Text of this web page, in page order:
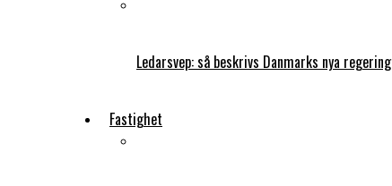
Ledarsvep: så beskrivs Danmarks nya regering
Fastighet